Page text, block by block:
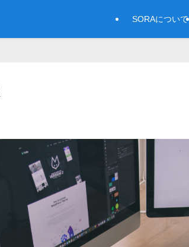
SORAについて